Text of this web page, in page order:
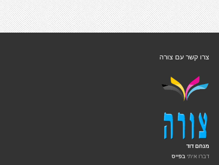
צרו קשר עם צורה
מנחם דוד
דברו איתי בפייס